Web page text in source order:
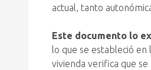
actual, tanto
Este documento lo
lo que se estableció en
vivienda verifica que se